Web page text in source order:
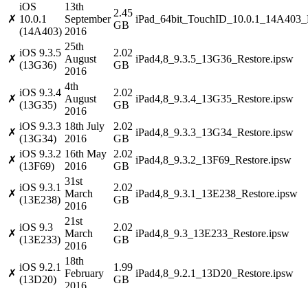
✗
iOS
10.0.1
(14A403)
13th
September
2016
2.45
GB
✗
iOS 9.3.5
(13G36)
25th
August
2016
2.02
GB
iPad4,8_9.3.5_13G36_Restore.ipsw
✗
iOS 9.3.4
(13G35)
4th
August
2016
2.02
GB
iPad4,8_9.3.4_13G35_Restore.ipsw
✗
iOS 9.3.3
(13G34)
18th July
2016
2.02
GB
iPad4,8_9.3.3_13G34_Restore.ipsw
✗
iOS 9.3.2
(13F69)
16th May
2016
2.02
GB
iPad4,8_9.3.2_13F69_Restore.ipsw
✗
iOS 9.3.1
(13E238)
31st
March
2016
2.02
GB
iPad4,8_9.3.1_13E238_Restore.ipsw
✗
iOS 9.3
(13E233)
21st
March
2016
2.02
GB
iPad4,8_9.3_13E233_Restore.ipsw
✗
iOS 9.2.1
(13D20)
18th
February
2016
1.99
GB
iPad4,8_9.2.1_13D20_Restore.ipsw